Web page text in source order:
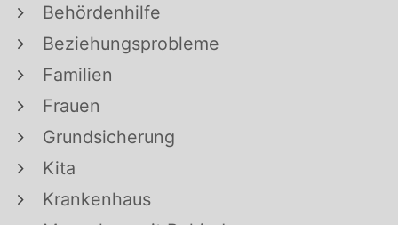
Behördenhilfe
Beziehungsprobleme
Familien
Frauen
Grundsicherung
Kita
Krankenhaus